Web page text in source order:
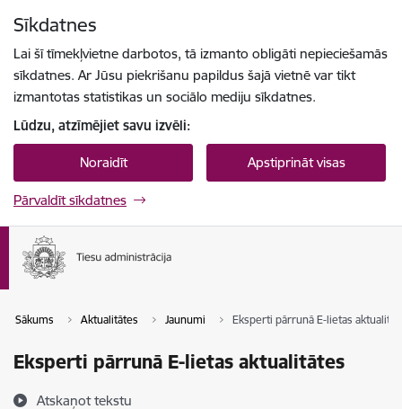
Sīkdatnes
Lai šī tīmekļvietne darbotos, tā izmanto obligāti nepieciešamās
sīkdatnes. Ar Jūsu piekrišanu papildus šajā vietnē var tikt
izmantotas statistikas un sociālo mediju sīkdatnes.
Lūdzu, atzīmējiet savu izvēli:
Noraidīt Apstiprināt visas
Pārvaldīt sīkdatnes
Sākums Aktualitātes Jaunumi Eksperti pārrunā E-lietas
Eksperti pārrunā E-lietas aktualitātes
Atskaņot tekstu